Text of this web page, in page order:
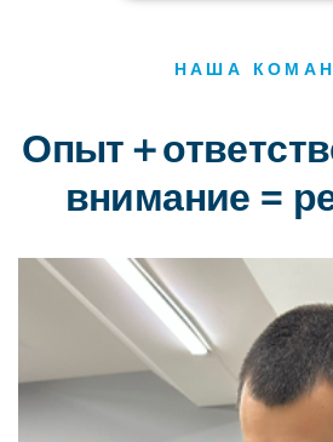
НАША
Опыт＋
внимание =